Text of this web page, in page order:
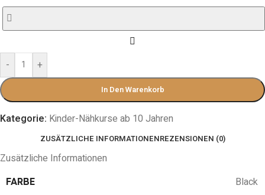
- +
In Den Warenkorb
Kategorie: Kinder-Nähkurse ab 10 Jahren
ZUSÄTZLICHE INFORMATIONENREZENSIONEN (0)
Zusätzliche Informationen
FARBE Black